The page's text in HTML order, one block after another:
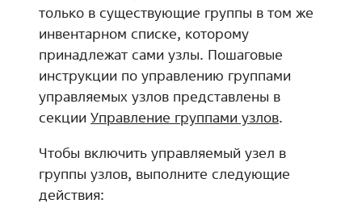
только в существующие группы в том же
инвентарном списке, которому
принадлежат сами узлы. Пошаговые
инструкции по управлению группами
управляемых узлов представлены в
секции Управление группами узлов.
Чтобы включить управляемый узел в
группы узлов, выполните следующие
действия: